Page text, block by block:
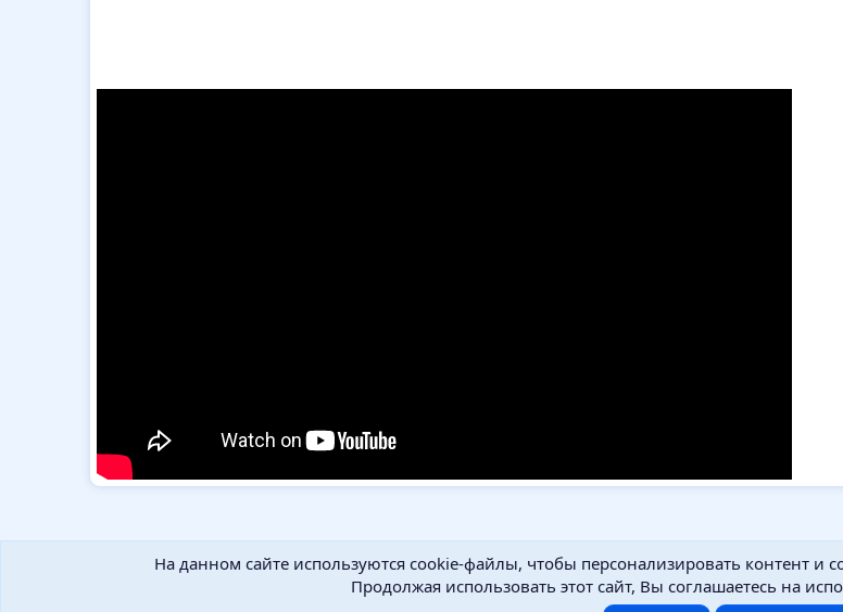
На данном сайте используются cookie-файлы, чтобы персонализировать контент и
Продолжая использовать этот сайт, Вы соглашаетесь на